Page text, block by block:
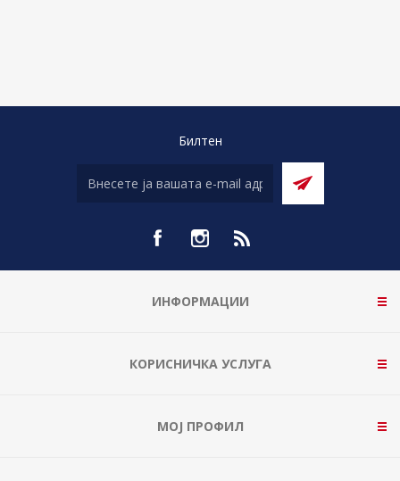
Билтен
ИНФОРМАЦИИ
КОРИСНИЧКА УСЛУГА
МОЈ ПРОФИЛ